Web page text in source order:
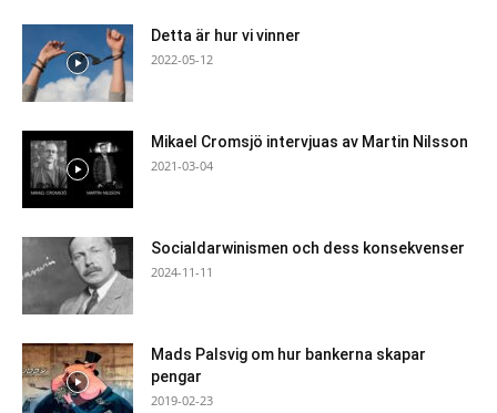
Detta är hur vi vinner
2022-05-12
Mikael Cromsjö intervjuas av Martin Nilsson
2021-03-04
Socialdarwinismen och dess konsekvenser
2024-11-11
Mads Palsvig om hur bankerna skapar
pengar
2019-02-23